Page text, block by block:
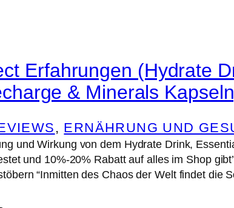
Erfahrungen (Hydrate
& Minerals
, ERNÄHRUNG UND
und Wirkung von dem Hydrate Drink,
und 10%-20% Rabatt auf alles im Shop
“Inmitten des Chaos der Welt findet die